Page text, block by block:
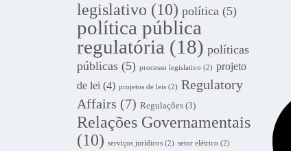
legislativo (10) política (5)
política pública
regulatória (18) políticas
públicas (5) processo legislativo (2) projeto
de lei (4) projetos de leis (2) Regulatory
Affairs (7) Regulações (3)
Relações Governamentais
(10) serviços jurídicos (2) setor elétrico (2)